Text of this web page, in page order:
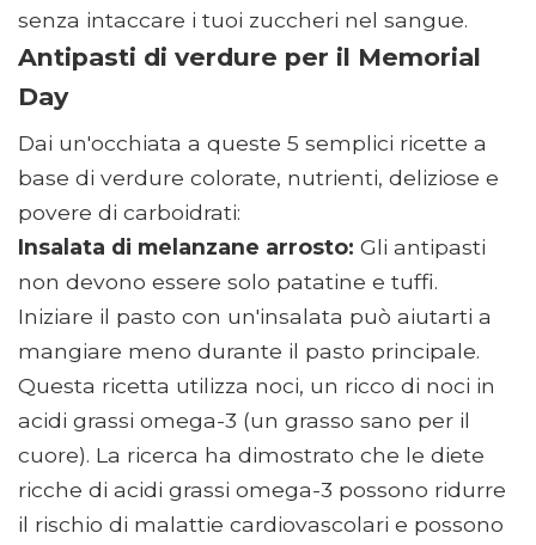
senza intaccare i tuoi zuccheri nel sangue.
Antipasti di verdure per il Memorial
Day
Dai un'occhiata a queste 5 semplici ricette a
base di verdure colorate, nutrienti, deliziose e
povere di carboidrati:
Insalata di melanzane arrosto: Gli antipasti
non devono essere solo patatine e tuffi.
Iniziare il pasto con un'insalata può aiutarti a
mangiare meno durante il pasto principale.
Questa ricetta utilizza noci, un ricco di noci in
acidi grassi omega-3 (un grasso sano per il
cuore). La ricerca ha dimostrato che le diete
ricche di acidi grassi omega-3 possono ridurre
il rischio di malattie cardiovascolari e possono